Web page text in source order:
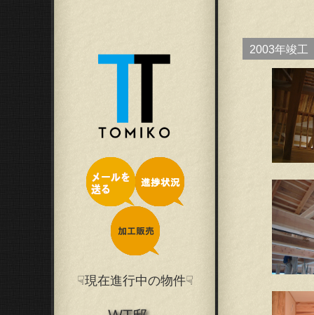
2003年竣工
☟現在進行中の物件☟